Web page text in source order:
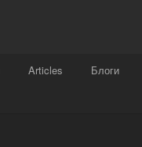
Articles Блоги
Магазин